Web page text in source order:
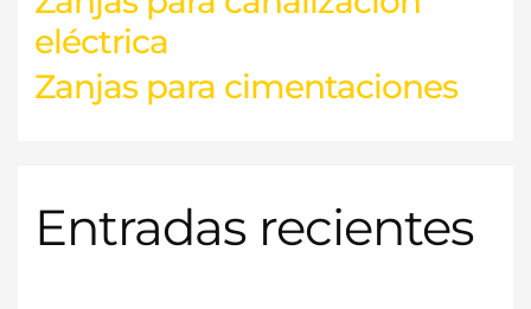
eléctrica
Zanjas para cimentaciones
Entradas recientes